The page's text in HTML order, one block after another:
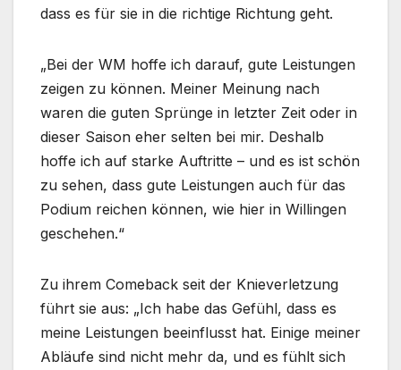
dass es für sie in die richtige Richtung geht.
„Bei der WM hoffe ich darauf, gute Leistungen
zeigen zu können. Meiner Meinung nach
waren die guten Sprünge in letzter Zeit oder in
dieser Saison eher selten bei mir. Deshalb
hoffe ich auf starke Auftritte – und es ist schön
zu sehen, dass gute Leistungen auch für das
Podium reichen können, wie hier in Willingen
geschehen.“
Zu ihrem Comeback seit der Knieverletzung
führt sie aus: „Ich habe das Gefühl, dass es
meine Leistungen beeinflusst hat. Einige meiner
Abläufe sind nicht mehr da, und es fühlt sich